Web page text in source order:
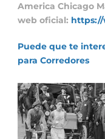
America Chicago
web oficial:
Puede que te
para Corredores